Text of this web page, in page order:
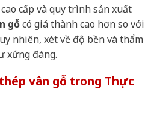
cấp và quy trình sản xuất
gỗcó giá thành cao hơn so với
nhiên, xét về độ bền và thẩm
xứng đáng.
thép vân gỗ trong Thực